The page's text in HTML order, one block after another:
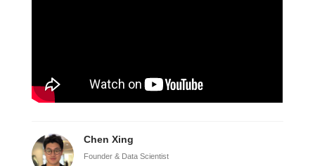
Chen Xing
Founder & Data Scientist